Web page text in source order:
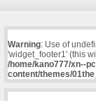
Warning: Use of
'widget_footer1' (this
/home/kano777/xn--
content/themes/